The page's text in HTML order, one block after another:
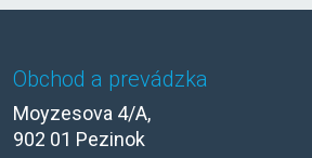
Obchod a prevádzka
Moyzesova 4/A,
902 01 Pezinok